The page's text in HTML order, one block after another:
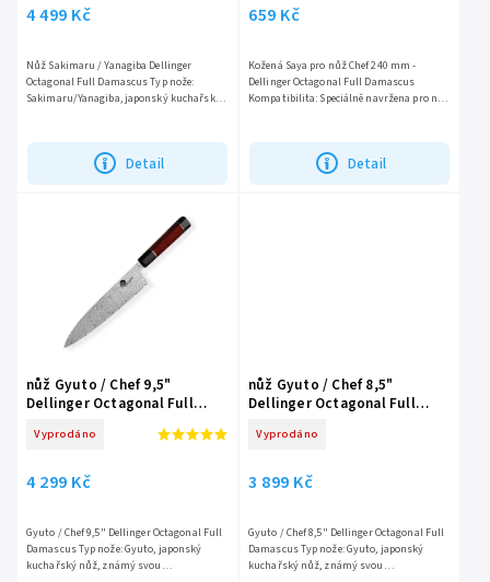
4 499 Kč
Detail
Nůž Sakimaru / Yanagiba Dellinger
Octagonal Full Damascus Typ nože:
Sakimaru/Yanagiba, japonský kuchařský
659 Kč
Detail
Kožená Saya pro nůž Chef 240 mm -
Dellinger Octagonal Full Damascus
Kompatibilita: Speciálně navržena pro nůž
nůž Gyuto / Chef 9,5"
Dellinger Octagonal Full
Vyprodáno
4 299 Kč
Gyuto / Chef 9,5" Dellinger Octagonal Full
Damascus Typ nože: Gyuto, japonský
kuchařský nůž, známý svou
nůž Gyuto / Chef 8,5"
Dellinger Octagonal Full
Vyprodáno
3 899 Kč
Gyuto / Chef 8,5" Dellinger Octagonal Full
Damascus Typ nože: Gyuto, japonský
kuchařský nůž, známý svou